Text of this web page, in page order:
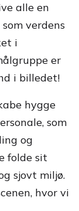
alle en
verdens
i
er
i billedet!
hygge
som
og
folde sit
sjovt miljø.
hvor vi